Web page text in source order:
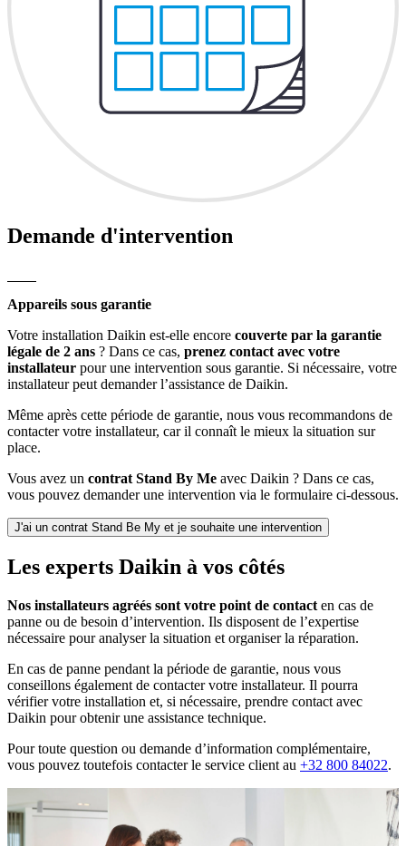
Demande d'intervention
Appareils sous garantie
Votre installation Daikin est-elle encore couverte par la garantie
légale de 2 ans ? Dans ce cas, prenez contact avec votre
installateur pour une intervention sous garantie. Si nécessaire, votre
installateur peut demander l’assistance de Daikin.
Même après cette période de garantie, nous vous recommandons de
contacter votre installateur, car il connaît le mieux la situation sur
place.
Vous avez un contrat Stand By Me avec Daikin ? Dans ce cas,
vous pouvez demander une intervention via le formulaire ci-dessous.
J'ai un contrat Stand Be My et je souhaite une intervention
Les experts Daikin à vos côtés
Nos installateurs agréés sont votre point de contact en cas de
panne ou de besoin d’intervention. Ils disposent de l’expertise
nécessaire pour analyser la situation et organiser la réparation.
En cas de panne pendant la période de garantie, nous vous
conseillons également de contacter votre installateur. Il pourra
vérifier votre installation et, si nécessaire, prendre contact avec
Daikin pour obtenir une assistance technique.
Pour toute question ou demande d’information complémentaire,
vous pouvez toutefois contacter le service client au +32 800 84022.